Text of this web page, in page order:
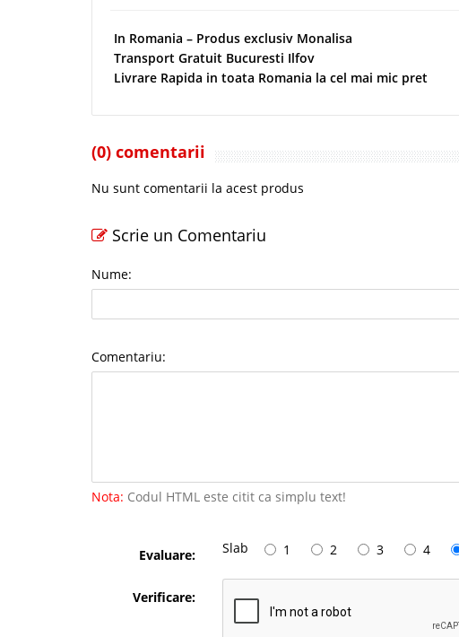
In Romania – Produs exclusiv Monalisa
Transport Gratuit Bucuresti Ilfov
Livrare Rapida in toata Romania la cel mai mic pret
(0) comentarii
Nu sunt comentarii la acest produs
Scrie un Comentariu
Nume:
Comentariu:
Nota: Codul HTML este citit ca simplu text!
Evaluare: Slab 1 2 3 4
Verificare: